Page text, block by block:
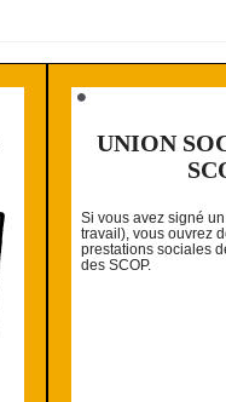
⚫️
UNION
Si vous avez signé
travail), vous ouvrez
prestations sociales
des SCOP.